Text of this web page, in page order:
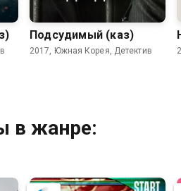
Подсудимый (каз)
2017, Южная Корея, Детектив
в жанре: